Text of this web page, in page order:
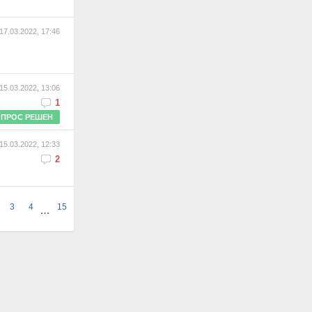
17.03.2022, 17:46
15.03.2022, 13:06
1
РЕШЕН
15.03.2022, 12:33
2
3 4 … 15